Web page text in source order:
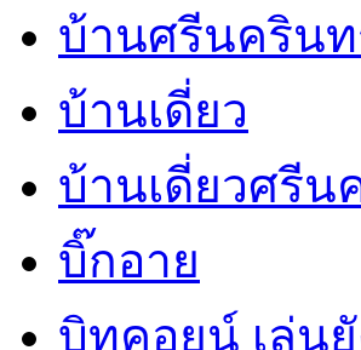
บ้านศรีนคริน
บ้านเดี่ยว
บ้านเดี่ยวศรีน
บิ๊กอาย
บิทคอยน์ เล่นยั